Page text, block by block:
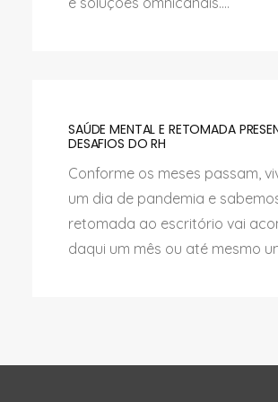
SAÚDE MENTAL E RETOMADA
DESAFIOS DO RH
Conforme os meses passam,
um dia de pandemia e
retomada ao escritório vai
daqui um mês ou até mesmo